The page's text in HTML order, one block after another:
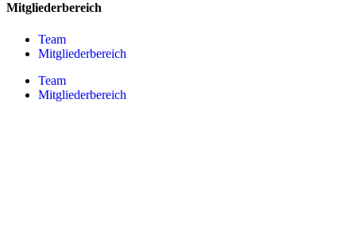
Mitgliederbereich
Team
Mitgliederbereich
Team
Mitgliederbereich